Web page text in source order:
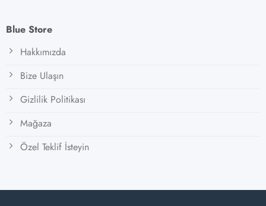
Blue Store
Hakkımızda
Bize Ulaşın
Gizlilik Politikası
Mağaza
Özel Teklif İsteyin